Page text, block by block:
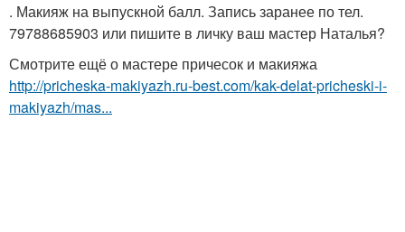
. Макияж на выпускной балл. Запись заранее по тел.
79788685903 или пишите в личку ваш мастер Наталья?
Смотрите ещё о мастере причесок и макияжа
http://pricheska-makiyazh.ru-best.com/kak-delat-pricheski-i-
makiyazh/mas...